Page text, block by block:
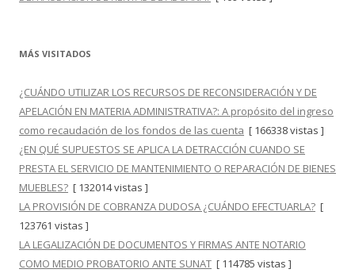
MÁS VISITADOS
¿CUÁNDO UTILIZAR LOS RECURSOS DE RECONSIDERACIÓN Y DE
APELACIÓN EN MATERIA ADMINISTRATIVA?: A propósito del ingreso
como recaudación de los fondos de las cuenta [ 166338 vistas ]
¿EN QUÉ SUPUESTOS SE APLICA LA DETRACCIÓN CUANDO SE
PRESTA EL SERVICIO DE MANTENIMIENTO O REPARACIÓN DE BIENES
MUEBLES? [ 132014 vistas ]
LA PROVISIÓN DE COBRANZA DUDOSA ¿CUÁNDO EFECTUARLA? [
123761 vistas ]
LA LEGALIZACIÓN DE DOCUMENTOS Y FIRMAS ANTE NOTARIO
COMO MEDIO PROBATORIO ANTE SUNAT [ 114785 vistas ]